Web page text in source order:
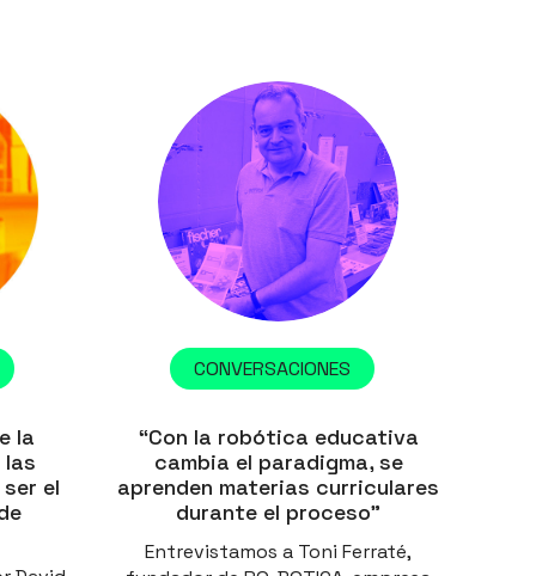
la
el
CONVERSACIONES
“Con la robótica educativa
cambia el paradigma, se
aprenden materias curriculares
durante el proceso”
Entrevistamos a Toni Ferraté,